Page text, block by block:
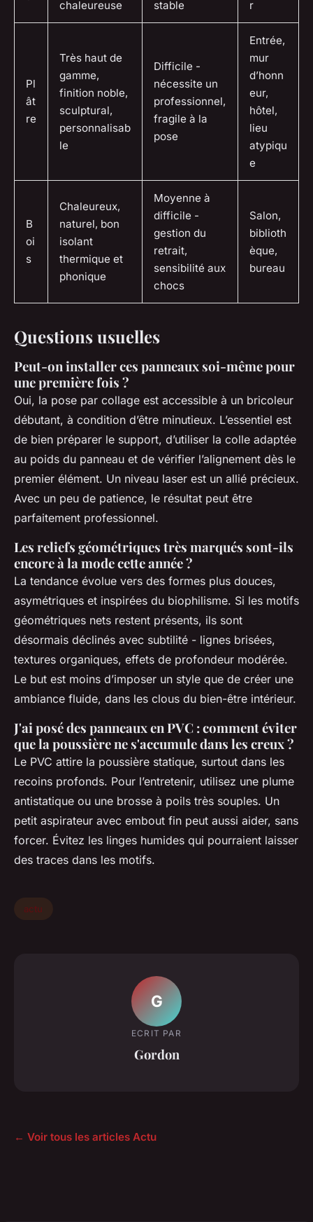
chaleureuse stable r
Pl
ât
re
Très haut de
gamme,
finition noble,
sculptural,
personnalisab
le
Difficile -
nécessite un
professionnel,
fragile à la
pose
Entrée,
mur
d’honn
eur,
hôtel,
lieu
atypiqu
e
B
oi
s
Chaleureux,
naturel, bon
isolant
thermique et
phonique
Moyenne à
difficile -
gestion du
retrait,
sensibilité aux
chocs
Salon,
biblioth
èque,
bureau
Questions usuelles
Peut-on installer ces panneaux soi-même pour
une première fois ?
Oui, la pose par collage est accessible à un bricoleur
débutant, à condition d’être minutieux. L’essentiel est
de bien préparer le support, d’utiliser la colle adaptée
au poids du panneau et de vérifier l’alignement dès le
premier élément. Un niveau laser est un allié précieux.
Avec un peu de patience, le résultat peut être
parfaitement professionnel.
Les reliefs géométriques très marqués sont-ils
encore à la mode cette année ?
La tendance évolue vers des formes plus douces,
asymétriques et inspirées du biophilisme. Si les motifs
géométriques nets restent présents, ils sont
désormais déclinés avec subtilité - lignes brisées,
textures organiques, effets de profondeur modérée.
Le but est moins d’imposer un style que de créer une
ambiance fluide, dans les clous du bien-être intérieur.
J'ai posé des panneaux en PVC : comment éviter
que la poussière ne s'accumule dans les creux ?
Le PVC attire la poussière statique, surtout dans les
recoins profonds. Pour l’entretenir, utilisez une plume
antistatique ou une brosse à poils très souples. Un
petit aspirateur avec embout fin peut aussi aider, sans
forcer. Évitez les linges humides qui pourraient laisser
des traces dans les motifs.
actu
G
ECRIT PAR
Gordon
← Voir tous les articles Actu